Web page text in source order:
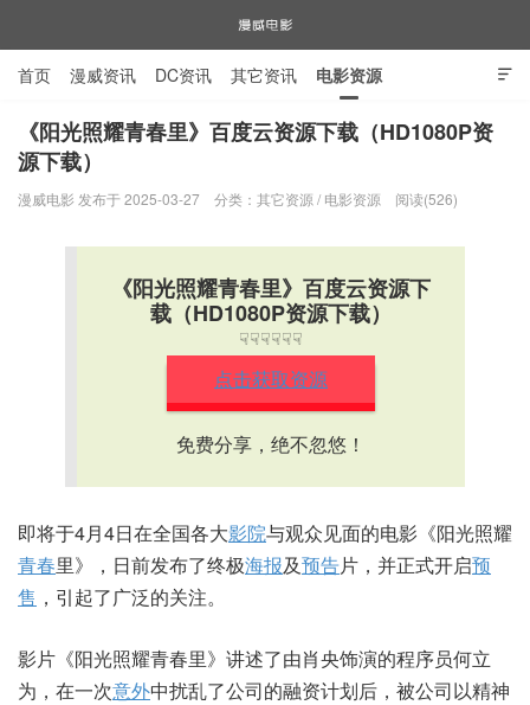
漫威电影

首页 漫威资讯 DC资讯 其它资讯 电影资源
电视剧资源 漫威图片
《阳光照耀青春里》百度云资源下载（HD1080P资
源下载）
漫威电影 发布于 2025-03-27 分类： 其它资源 / 电影资源 阅读(526)
《阳光照耀青春里》百度云资源下
载（HD1080P资源下载）
☟☟☟☟☟☟
点击获取资源
免费分享，绝不忽悠！
即将于4月4日在全国各大影院与观众见面的电影《阳光照耀
青春里》，日前发布了终极海报及预告片，并正式开启预
售 ，引起了广泛的关注。
影片《阳光照耀青春里》讲述了由肖央饰演的程序员何立
为，在一次意外中扰乱了公司的融资计划后，被公司以精神